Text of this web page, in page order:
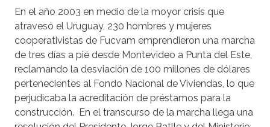
En el año 2003 en medio de la moyor crisis que
atravesó el Uruguay, 230 hombres y mujeres
cooperativistas de Fucvam emprendieron una marcha
de tres días a pié desde Montevideo a Punta del Este,
reclamando la desviación de 100 millones de dólares
pertenecientes al Fondo Nacional de Viviendas, lo que
perjudicaba la acreditación de préstamos para la
construcción. En el transcurso de la marcha llega una